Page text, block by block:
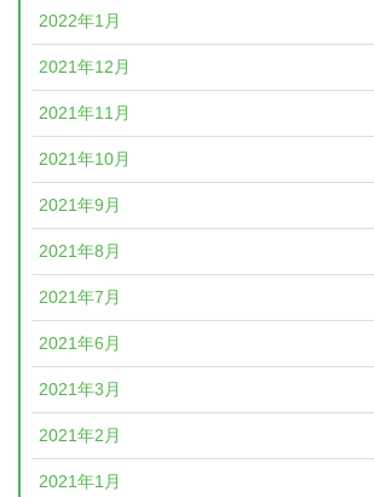
2022年1月
2021年12月
2021年11月
2021年10月
2021年9月
2021年8月
2021年7月
2021年6月
2021年3月
2021年2月
2021年1月